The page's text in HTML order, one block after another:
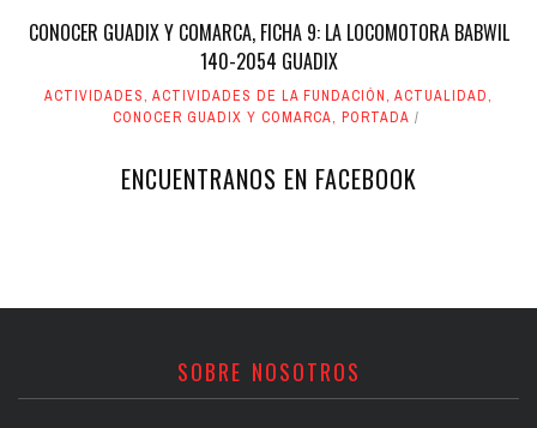
CONOCER GUADIX Y COMARCA, FICHA 9: LA LOCOMOTORA BABWIL
140-2054 GUADIX
ACTIVIDADES, ACTIVIDADES DE LA FUNDACIÓN, ACTUALIDAD,
CONOCER GUADIX Y COMARCA, PORTADA
ENCUENTRANOS EN FACEBOOK
SOBRE NOSOTROS